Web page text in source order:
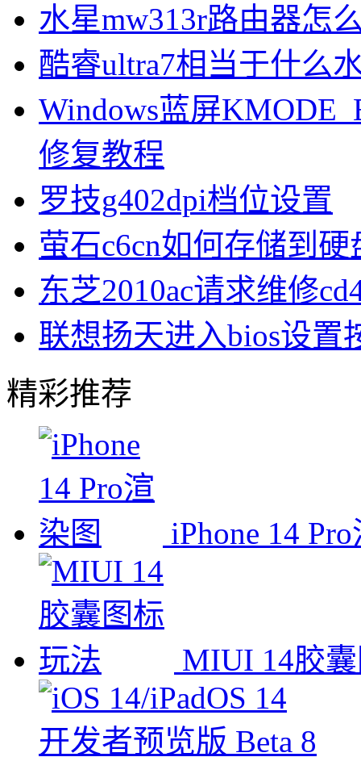
水星mw313r路由器怎
酷睿ultra7相当于什么
Windows蓝屏
修复教程
罗技g402dpi档位设置
萤石c6cn如何存储到硬
东芝2010ac请求维修
联想扬天进入bios设置
精彩推荐
iPhone 14
MIUI 14胶